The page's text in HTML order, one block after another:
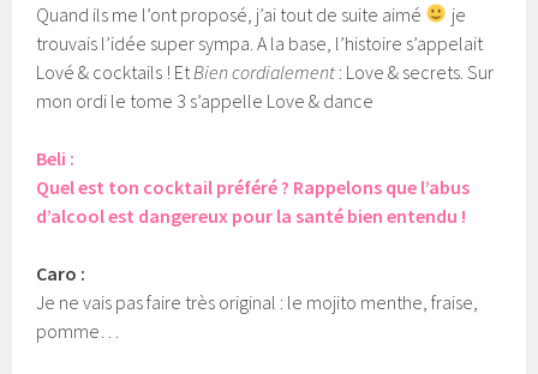
Quand ils me l’ont proposé, j’ai tout de suite aimé
je
trouvais l’idée super sympa. A la base, l’histoire s’appelait
Lové & cocktails ! Et Bien cordialement : Love & secrets. Sur
mon ordi le tome 3 s’appelle Love & dance
Beli :
Quel est ton cocktail préféré ? Rappelons que l’abus
d’alcool est dangereux pour la santé bien entendu !
Caro :
Je ne vais pas faire très original : le mojito menthe, fraise,
pomme…